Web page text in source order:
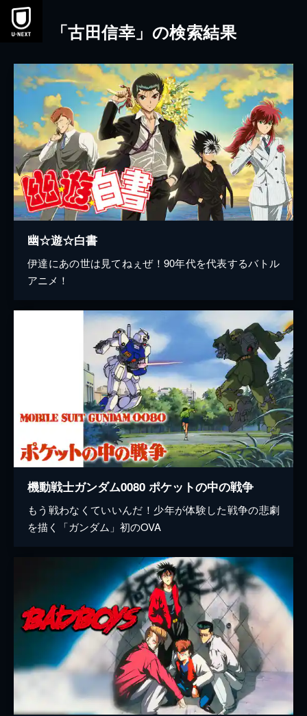
本文へスキップ
「古田信幸」の検索結果
幽☆遊☆白書
伊達にあの世は見てねぇぜ！90年代を代表するバトル
アニメ！
機動戦士ガンダム0080 ポケットの中の戦争
もう戦わなくていいんだ！少年が体験した戦争の悲劇
を描く「ガンダム」初のOVA